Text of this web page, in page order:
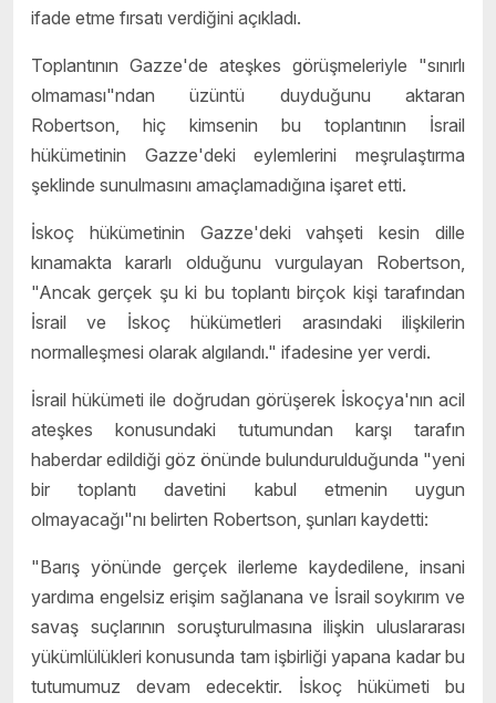
ifade etme fırsatı verdiğini açıkladı.
Toplantının Gazze'de ateşkes görüşmeleriyle "sınırlı
olmaması"ndan üzüntü duyduğunu aktaran
Robertson, hiç kimsenin bu toplantının İsrail
hükümetinin Gazze'deki eylemlerini meşrulaştırma
şeklinde sunulmasını amaçlamadığına işaret etti.
İskoç hükümetinin Gazze'deki vahşeti kesin dille
kınamakta kararlı olduğunu vurgulayan Robertson,
"Ancak gerçek şu ki bu toplantı birçok kişi tarafından
İsrail ve İskoç hükümetleri arasındaki ilişkilerin
normalleşmesi olarak algılandı." ifadesine yer verdi.
İsrail hükümeti ile doğrudan görüşerek İskoçya'nın acil
ateşkes konusundaki tutumundan karşı tarafın
haberdar edildiği göz önünde bulundurulduğunda "yeni
bir toplantı davetini kabul etmenin uygun
olmayacağı"nı belirten Robertson, şunları kaydetti:
"Barış yönünde gerçek ilerleme kaydedilene, insani
yardıma engelsiz erişim sağlanana ve İsrail soykırım ve
savaş suçlarının soruşturulmasına ilişkin uluslararası
yükümlülükleri konusunda tam işbirliği yapana kadar bu
tutumumuz devam edecektir. İskoç hükümeti bu